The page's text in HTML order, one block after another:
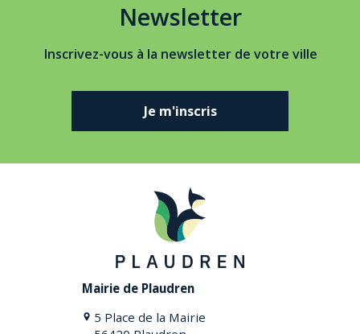
Newsletter
Inscrivez-vous à la newsletter de votre ville
Je m'inscris
Mairie de Plaudren
5 Place de la Mairie